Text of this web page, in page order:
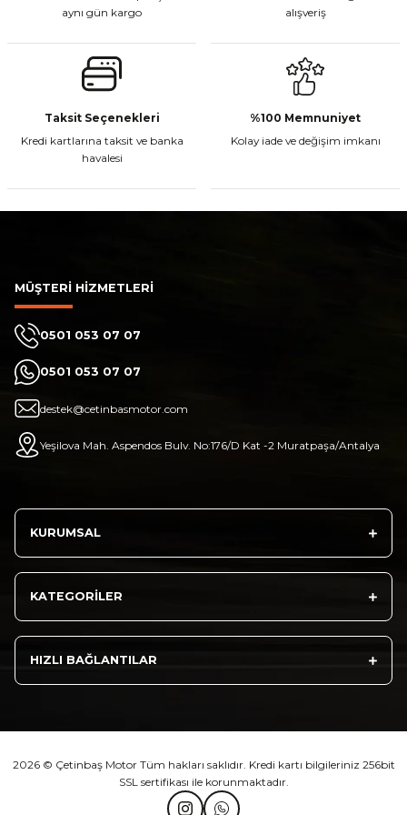
Gönder
CF Moto 450MT Sol Kumanda Düğmeleri Komple
₺ 2.800,00
CF Moto 450CL-C Sol Kumanda Düğmeleri Komple
₺ 2.892,73
aynı gün kargo
alışveriş
Taksit Seçenekleri
Kredi kartlarına taksit ve banka
havalesi
%100 Memnuniyet
Kolay iade ve değişim imkanı
MÜŞTERİ HİZMETLERİ
0501 053 07 07
0501 053 07 07
destek@cetinbasmotor.com
Yeşilova Mah. Aspendos Bulv. No:176/D Kat -2 Muratpaşa/Antalya
KURUMSAL
KATEGORİLER
HIZLI BAĞLANTILAR
2026 © Çetinbaş Motor Tüm hakları saklıdır. Kredi kartı bilgileriniz 256bit
SSL sertifikası ile korunmaktadır.